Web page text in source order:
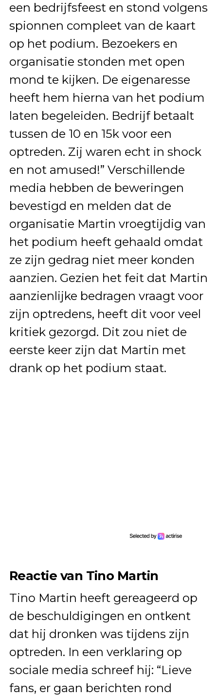
een bedrijfsfeest en stond volgens
spionnen compleet van de kaart
op het podium. Bezoekers en
organisatie stonden met open
mond te kijken. De eigenaresse
heeft hem hierna van het podium
laten begeleiden. Bedrijf betaalt
tussen de 10 en 15k voor een
optreden. Zij waren echt in shock
en not amused!” Verschillende
media hebben de beweringen
bevestigd en melden dat de
organisatie Martin vroegtijdig van
het podium heeft gehaald omdat
ze zijn gedrag niet meer konden
aanzien. Gezien het feit dat Martin
aanzienlijke bedragen vraagt voor
zijn optredens, heeft dit voor veel
kritiek gezorgd. Dit zou niet de
eerste keer zijn dat Martin met
drank op het podium staat.
Reactie van Tino Martin
Tino Martin heeft gereageerd op
de beschuldigingen en ontkent
dat hij dronken was tijdens zijn
optreden. In een verklaring op
sociale media schreef hij: “Lieve
fans, er gaan berichten rond